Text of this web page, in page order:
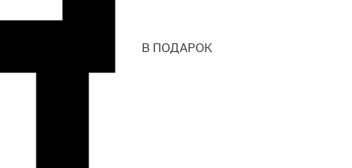
В ПОДАРОК